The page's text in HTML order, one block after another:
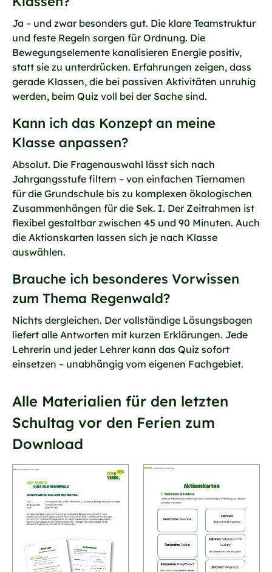
Ja – und zwar besonders gut. Die klare Teamstruktur
und feste Regeln sorgen für Ordnung. Die
Bewegungselemente kanalisieren Energie positiv,
statt sie zu unterdrücken. Erfahrungen zeigen, dass
gerade Klassen, die bei passiven Aktivitäten unruhig
werden, beim Quiz voll bei der Sache sind.
Kann ich das Konzept an meine
Klasse anpassen?
Absolut. Die Fragenauswahl lässt sich nach
Jahrgangsstufe filtern – von einfachen Tiernamen
für die Grundschule bis zu komplexen ökologischen
Zusammenhängen für die Sek. I. Der Zeitrahmen ist
flexibel gestaltbar zwischen 45 und 90 Minuten. Auch
die Aktionskarten lassen sich je nach Klasse
auswählen.
Brauche ich besonderes Vorwissen
zum Thema Regenwald?
Nichts dergleichen. Der vollständige Lösungsbogen
liefert alle Antworten mit kurzen Erklärungen. Jede
Lehrerin und jeder Lehrer kann das Quiz sofort
einsetzen – unabhängig vom eigenen Fachgebiet.
Alle Materialien für den letzten
Schultag vor den Ferien zum
Download